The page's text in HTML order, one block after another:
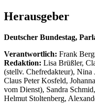
Herausgeber
Deutscher Bundestag,
Verantwortlich: Frank
Redaktion: Lisa Brüßler,
(stellv. Chefredakteur), Nina
Claus Peter Kosfeld,
vom Dienst), Sandra
Helmut Stoltenberg,